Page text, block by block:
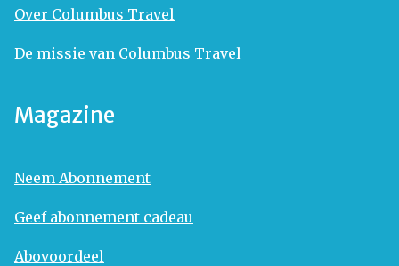
Over Columbus Travel
De missie van Columbus Travel
Magazine
Neem Abonnement
Geef abonnement cadeau
Abovoordeel